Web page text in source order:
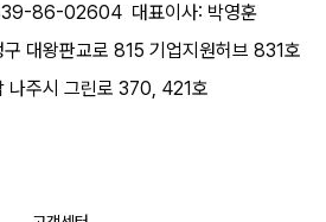
86-02604 대표이사: 박영훈
대왕판교로 815 기업지원허브 831호
나주시 그린로 370, 421호